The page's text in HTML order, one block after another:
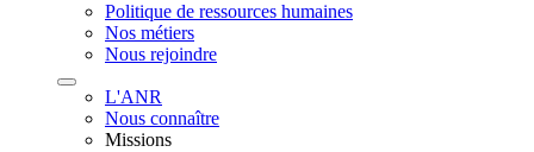
Politique de ressources humaines
Nos métiers
Nous rejoindre
L'ANR
Nous connaître
Missions